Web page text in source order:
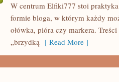
W centrum Elfiki777 stoi
formie bloga, w którym każdy
ołówka, pióra czy markera.
„brzydką [ Read More ]